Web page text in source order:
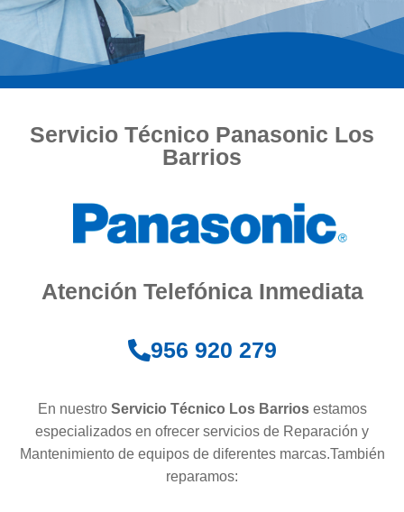
Servicio Técnico Panasonic Los
Barrios
Atención Telefónica Inmediata
956 920 279
En nuestro Servicio Técnico Los Barriosestamos
especializados en ofrecer servicios de Reparación y
Mantenimiento de equipos de diferentes marcas.También
reparamos: